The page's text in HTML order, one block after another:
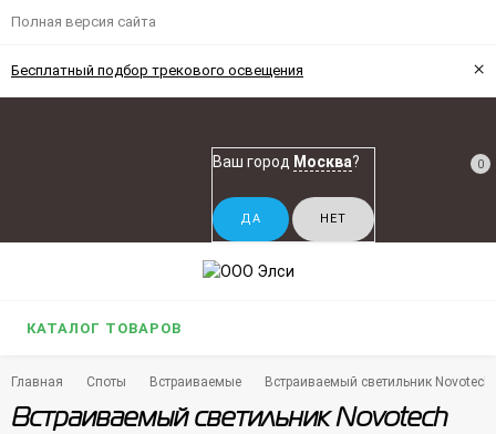
Полная версия сайта
Бесплатный подбор трекового освещения ×
Ваш город Москва? 0
КАТАЛОГ ТОВАРОВ
Главная Споты Встраиваемые Встраиваемый светильник
Встраиваемый светильник Novotech